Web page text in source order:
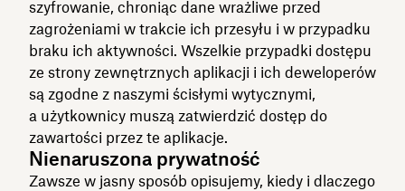
szyfrowanie, chroniąc dane wrażliwe przed
zagrożeniami w trakcie ich przesyłu i w przypadku
braku ich aktywności. Wszelkie przypadki dostępu
ze strony zewnętrznych aplikacji i ich deweloperów
są zgodne z naszymi ścisłymi wytycznymi,
a użytkownicy muszą zatwierdzić dostęp do
zawartości przez te aplikacje.
Nienaruszona prywatność
Zawsze w jasny sposób opisujemy, kiedy i dlaczego